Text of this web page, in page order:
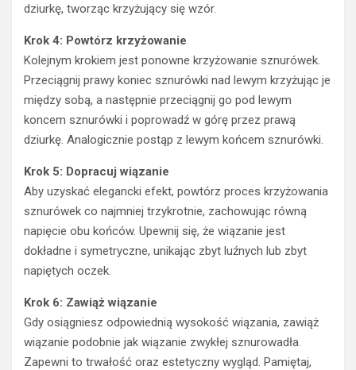
dziurkę, tworząc krzyżujący się wzór.
Krok 4: Powtórz krzyżowanie
Kolejnym krokiem jest ponowne krzyżowanie sznurówek.
Przeciągnij prawy koniec sznurówki nad lewym krzyżując je
między sobą, a następnie przeciągnij go pod lewym
koncem sznurówki i poprowadź w górę przez prawą
dziurkę. Analogicznie postąp z lewym końcem sznurówki.
Krok 5: Dopracuj wiązanie
Aby uzyskać elegancki efekt, powtórz proces krzyżowania
sznurówek co najmniej trzykrotnie, zachowując równą
napięcie obu końców. Upewnij się, że wiązanie jest
dokładne i symetryczne, unikając zbyt luźnych lub zbyt
napiętych oczek.
Krok 6: Zawiąż wiązanie
Gdy osiągniesz odpowiednią wysokość wiązania, zawiąż
wiązanie podobnie jak wiązanie zwykłej sznurowadła.
Zapewni to trwałość oraz estetyczny wygląd. Pamiętaj,